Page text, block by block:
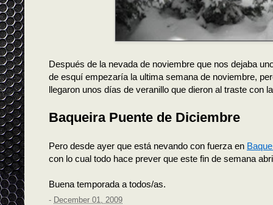
Después de la nevada de noviembre que nos dejaba
de esquí empezaría la ultima semana de noviembre,
llegaron unos días de veranillo que dieron al traste con
Baqueira Puente de Diciembre
Pero desde ayer que está nevando con fuerza en
con lo cual todo hace prever que este fin de semana
Buena temporada a todos/as.
- December 01, 2009